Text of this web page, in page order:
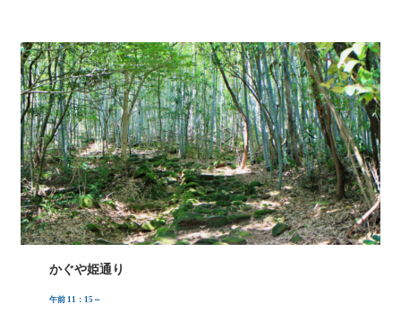
かぐや姫通り
午前 11：15～